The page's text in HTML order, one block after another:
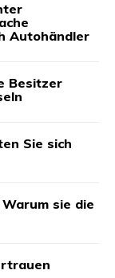
Autohändler
Besitzer
Sie sich
sie die